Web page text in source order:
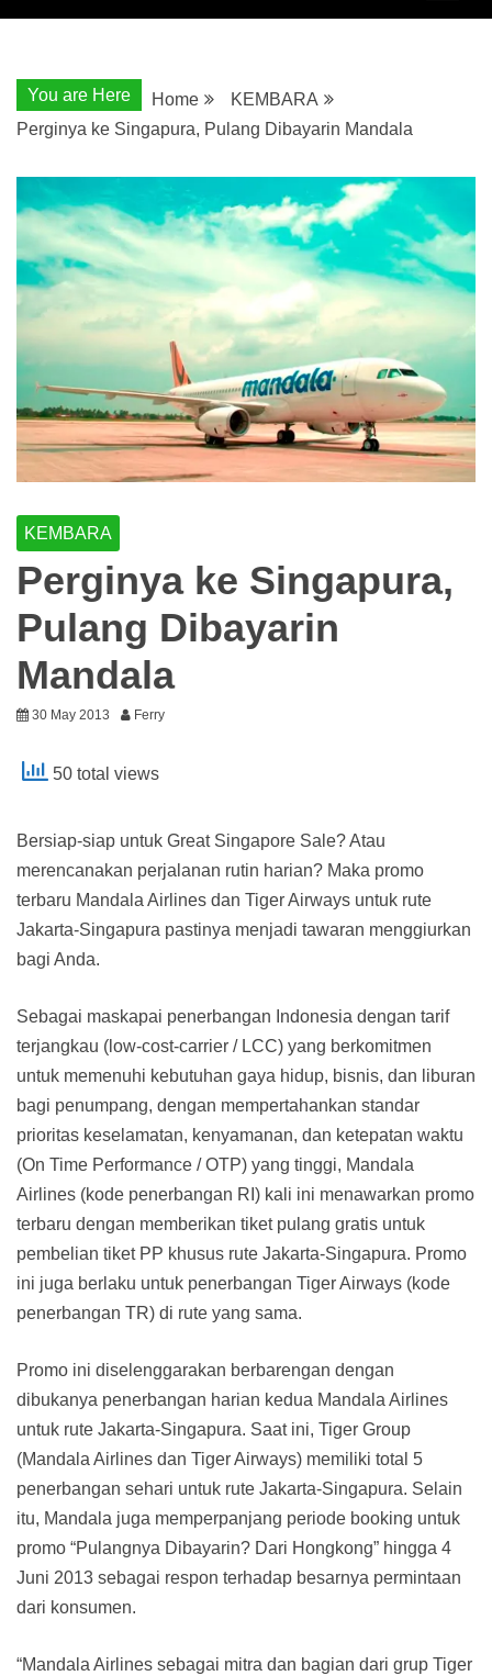
You are Here Home
KEMBARA
Perginya ke Singapura, Pulang Dibayarin Mandala
KEMBARA
Perginya ke Singapura,
Pulang Dibayarin
Mandala
30 May 2013 Ferry
50 total views
Bersiap-siap untuk Great Singapore Sale? Atau
merencanakan perjalanan rutin harian? Maka promo
terbaru Mandala Airlines dan Tiger Airways untuk rute
Jakarta-Singapura pastinya menjadi tawaran menggiurkan
bagi Anda.
Sebagai maskapai penerbangan Indonesia dengan tarif
terjangkau (low-cost-carrier / LCC) yang berkomitmen
untuk memenuhi kebutuhan gaya hidup, bisnis, dan liburan
bagi penumpang, dengan mempertahankan standar
prioritas keselamatan, kenyamanan, dan ketepatan waktu
(On Time Performance / OTP) yang tinggi, Mandala
Airlines (kode penerbangan RI) kali ini menawarkan promo
terbaru dengan memberikan tiket pulang gratis untuk
pembelian tiket PP khusus rute Jakarta-Singapura. Promo
ini juga berlaku untuk penerbangan Tiger Airways (kode
penerbangan TR) di rute yang sama.
Promo ini diselenggarakan berbarengan dengan
dibukanya penerbangan harian kedua Mandala Airlines
untuk rute Jakarta-Singapura. Saat ini, Tiger Group
(Mandala Airlines dan Tiger Airways) memiliki total 5
penerbangan sehari untuk rute Jakarta-Singapura. Selain
itu, Mandala juga memperpanjang periode booking untuk
promo “Pulangnya Dibayarin? Dari Hongkong” hingga 4
Juni 2013 sebagai respon terhadap besarnya permintaan
dari konsumen.
“Mandala Airlines sebagai mitra dan bagian dari grup Tiger